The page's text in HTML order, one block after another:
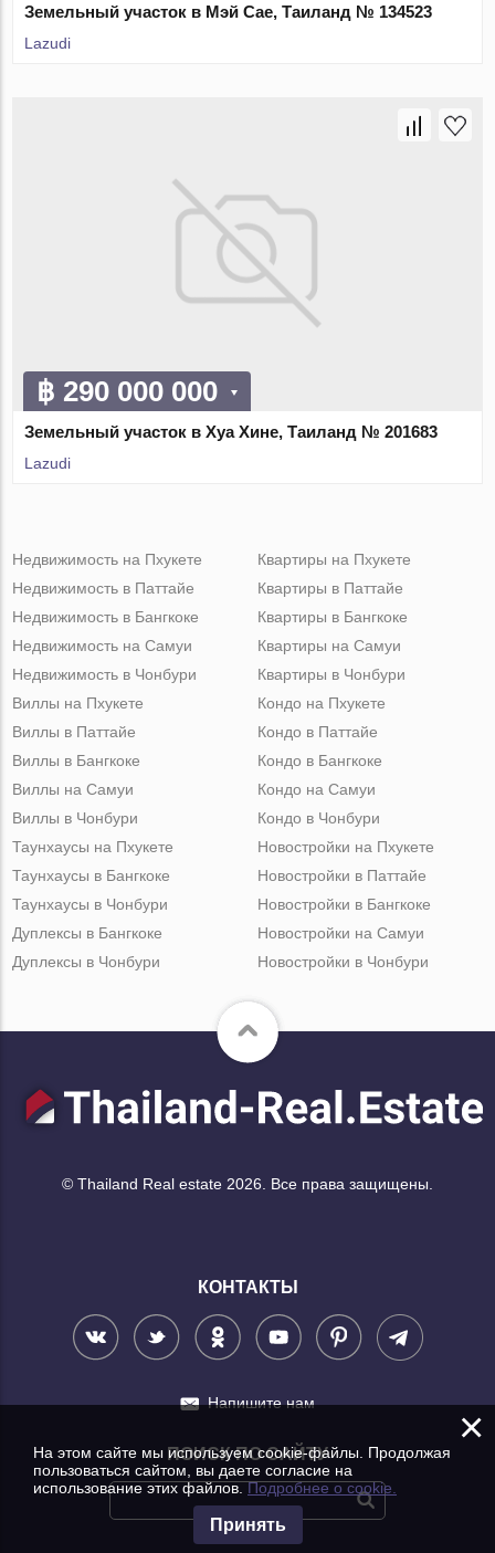
Земельный участок в Мэй Сае, Таиланд № 134523
Lazudi
฿ 290 000 000
Земельный участок в Хуа Хине, Таиланд № 201683
Lazudi
Недвижимость на Пхукете
Недвижимость в Паттайе
Недвижимость в Бангкоке
Недвижимость на Самуи
Недвижимость в Чонбури
Квартиры на Пхукете
Квартиры в Паттайе
Квартиры в Бангкоке
Квартиры на Самуи
Квартиры в Чонбури
Виллы на Пхукете
Виллы в Паттайе
Виллы в Бангкоке
Виллы на Самуи
Виллы в Чонбури
Кондо на Пхукете
Кондо в Паттайе
Кондо в Бангкоке
Кондо на Самуи
Кондо в Чонбури
Таунхаусы на Пхукете
Таунхаусы в Бангкоке
Таунхаусы в Чонбури
Дуплексы в Бангкоке
Дуплексы в Чонбури
Новостройки на Пхукете
Новостройки в Паттайе
Новостройки в Бангкоке
Новостройки на Самуи
Новостройки в Чонбури
© Thailand Real estate 2026. Все права защищены.
КОНТАКТЫ
Напишите нам
ПОИСК ПО САЙТУ
×
На этом сайте мы используем cookie-файлы. Продолжая
пользоваться сайтом, вы даете согласие на
использование этих файлов.Подробнее о cookie.
Принять